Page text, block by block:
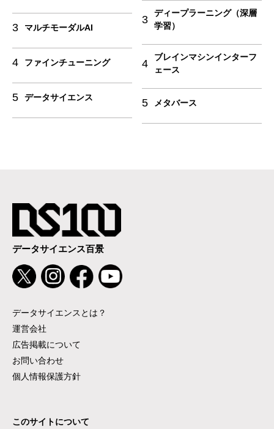
3 マルチモーダルAI
4 ファインチューニング
5 データサイエンス
3
ディープラーニング（深層
学習）
4
ブレインマシンインターフ
ェース
5 メタバース
データサイエンス百景
データサイエンスとは？
運営会社
広告掲載について
お問い合わせ
個人情報保護方針
このサイトについて